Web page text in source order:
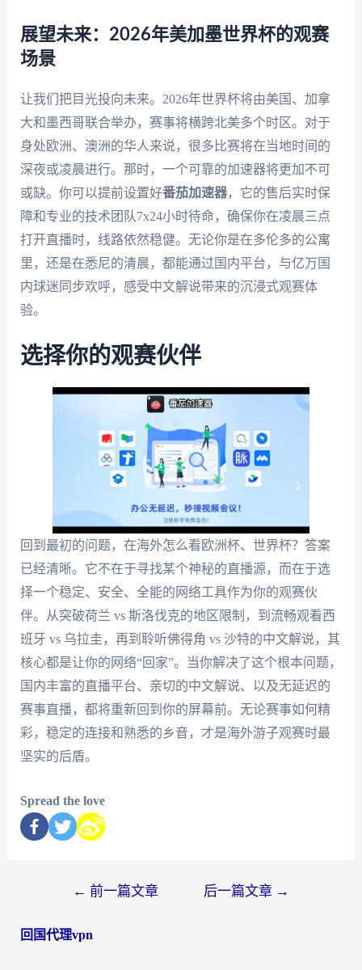
展望未来：2026年美加墨世界杯的观赛
场景
让我们把目光投向未来。2026年世界杯将由美国、加拿
大和墨西哥联合举办，赛事将横跨北美多个时区。对于
身处欧洲、澳洲的华人来说，很多比赛将在当地时间的
深夜或凌晨进行。那时，一个可靠的加速器将更加不可
或缺。你可以提前设置好番茄加速器，它的售后实时保
障和专业的技术团队7x24小时待命，确保你在凌晨三点
打开直播时，线路依然稳健。无论你是在多伦多的公寓
里，还是在悉尼的清晨，都能通过国内平台，与亿万国
内球迷同步欢呼，感受中文解说带来的沉浸式观赛体
验。
选择你的观赛伙伴
回到最初的问题，在海外怎么看欧洲杯、世界杯？答案
已经清晰。它不在于寻找某个神秘的直播源，而在于选
择一个稳定、安全、全能的网络工具作为你的观赛伙
伴。从突破荷兰 vs 斯洛伐克的地区限制，到流畅观看西
班牙 vs 乌拉圭，再到聆听佛得角 vs 沙特的中文解说，其
核心都是让你的网络“回家”。当你解决了这个根本问题，
国内丰富的直播平台、亲切的中文解说、以及无延迟的
赛事直播，都将重新回到你的屏幕前。无论赛事如何精
彩，稳定的连接和熟悉的乡音，才是海外游子观赛时最
坚实的后盾。
Spread the love
← 前一篇文章 后一篇文章 →
回国代理vpn